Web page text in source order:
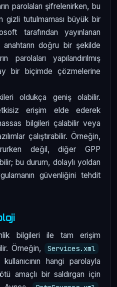
parolaları şifrelenirken, bu
gizli tutulmaması büyük bir
tarafından yayınlanan
doğru bir şekilde
parolaları yapılandırılmış
bir biçimde çözmelerine
oldukça geniş olabilir.
erişim elde ederek
bilgileri çalabilir veya
çalıştırabilir. Örneğin,
değil, diğer GPP
bu durum, dolaylı yoldan
güvenliğini tehdit
bilgileri ile tam erişim
Örneğin,
Services.xml
hangi parolayla
amaçlı bir saldırgan için